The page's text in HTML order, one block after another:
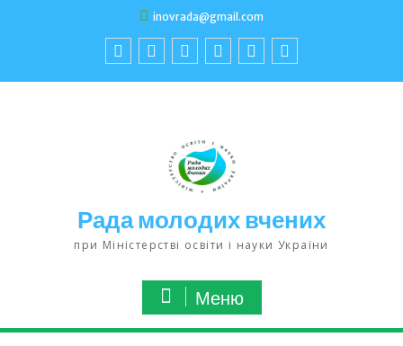
inovrada@gmail.com
Рада молодих вчених
при Міністерстві освіти і науки України
Меню